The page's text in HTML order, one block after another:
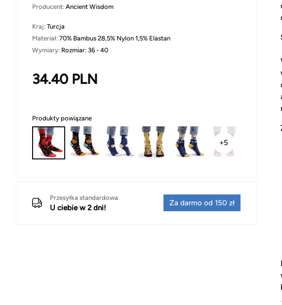
Producent: Ancient Wisdom
Kraj: Turcja
Materiał: 70% Bambus 28,5% Nylon 1,5% Elastan
Wymiary: Rozmiar: 36 - 40
34.40 PLN
Produkty powiązane
+5
Przesyłka standardowa
U ciebie w 2 dni!
Za darmo od 150 zł